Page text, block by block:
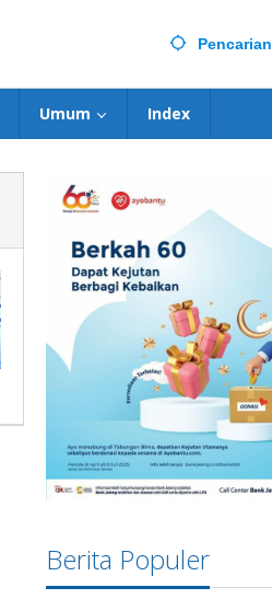
Pencarian
Umum Index
Berita Populer